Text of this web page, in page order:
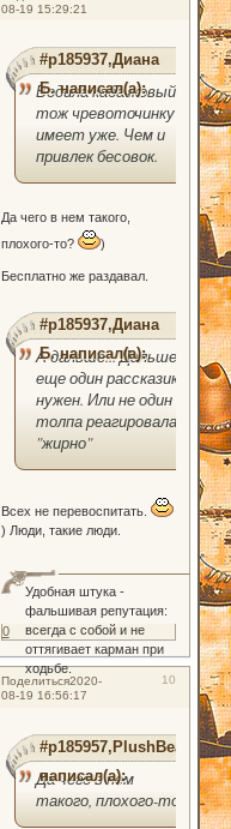
08-19 15:29:21
#p185937,Диана
Б. написал(а):
Водила кабачковый
тож чревоточинку
имеет уже. Чем и
привлек бесовок.
Да чего в нем такого,
плохого-то?
)
Бесплатно же раздавал.
#p185937,Диана
Б. написал(а):
А дальше... Дальше
еще один рассказик
нужен. Или не один -
толпа реагировала
"жирно"
Всех не перевоспитать.
) Люди, такие люди.
Удобная штука -
фальшивая репутация:
всегда с собой и не
оттягивает карман при
ходьбе.
0
Поделиться 10
2020-
08-19 16:56:17
#p185957,PlushBear
написал(а):
Да чего в нем
такого, плохого-то?